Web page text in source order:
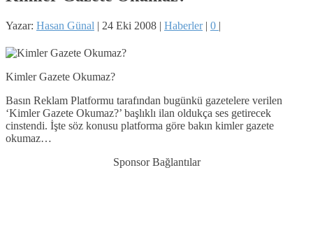
Yazar: Hasan Günal | 24 Eki 2008 | Haberler| 0 |
Kimler Gazete Okumaz?
Basın Reklam Platformu tarafından bugünkü gazetelere verilen
‘Kimler Gazete Okumaz?’ başlıklı ilan oldukça ses getirecek
cinstendi. İşte söz konusu platforma göre bakın kimler gazete
okumaz…
Sponsor Bağlantılar